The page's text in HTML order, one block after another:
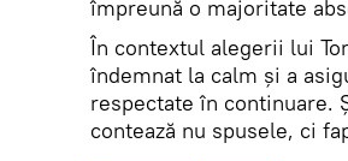
împreună o majoritate
În contextul alegerii lui
îndemnat la calm și a
respectate în continuare.
contează nu spusele, ci